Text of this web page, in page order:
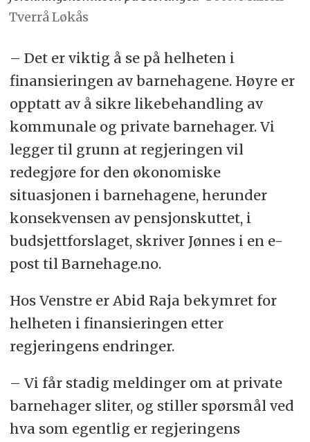
Tverrå Løkås
– Det er viktig å se på helheten i
finansieringen av barnehagene. Høyre er
opptatt av å sikre likebehandling av
kommunale og private barnehager. Vi
legger til grunn at regjeringen vil
redegjøre for den økonomiske
situasjonen i barnehagene, herunder
konsekvensen av pensjonskuttet, i
budsjettforslaget, skriver Jønnes i en e-
post til Barnehage.no.
Hos Venstre er Abid Raja bekymret for
helheten i finansieringen etter
regjeringens endringer.
– Vi får stadig meldinger om at private
barnehager sliter, og stiller spørsmål ved
hva som egentlig er regjeringens